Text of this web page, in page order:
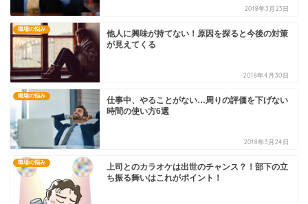
2018年3月23日
職場の悩み
他人に興味が持てない！原因を探ると今後の対策
が見えてくる
2018年4月30日
職場の悩み
仕事中、やることがない…周りの評価を下げない
時間の使い方6選
2018年3月24日
職場の悩み
上司とのカラオケは出世のチャンス？！部下の立
ち振る舞いはこれがポイント！